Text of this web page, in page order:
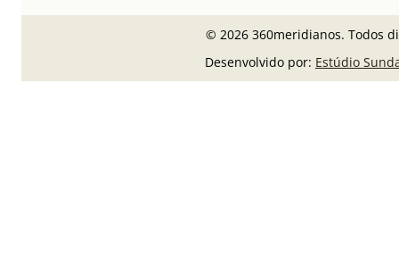
© 2026 360meridianos. Todos
Desenvolvido por: Estúdio